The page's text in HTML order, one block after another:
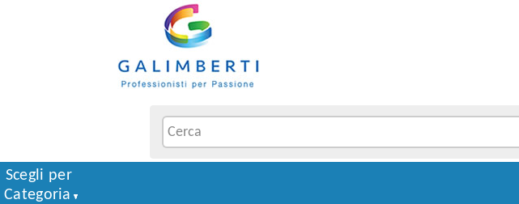
Scegli per
Categoria